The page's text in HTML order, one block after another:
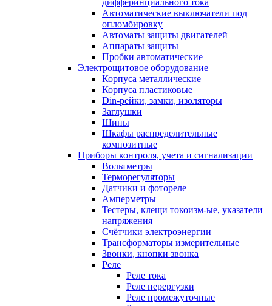
дифферинциального тока
Автоматические выключатели под
опломбировку
Автоматы защиты двигателей
Аппараты защиты
Пробки автоматические
Электрощитовое оборудование
Корпуса металлические
Корпуса пластиковые
Din-рейки, замки, изоляторы
Заглушки
Шины
Шкафы распределительные
композитные
Приборы контроля, учета и сигнализации
Вольтметры
Терморегуляторы
Датчики и фотореле
Амперметры
Тестеры, клещи токоизм-ые, указатели
напряжения
Счётчики электроэнергии
Трансформаторы измерительные
Звонки, кнопки звонка
Реле
Реле тока
Реле перергузки
Реле промежуточные